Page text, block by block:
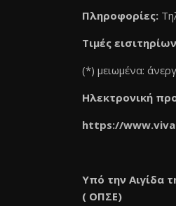
Πληροφορίες:
Τιμές
(*) μειωμένα:
Ηλεκτρονική
https://
Υπό την Αιγίδα
( ΟΠΣΕ)